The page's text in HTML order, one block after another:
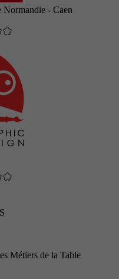
Normandie - Caen
Métiers de la Table